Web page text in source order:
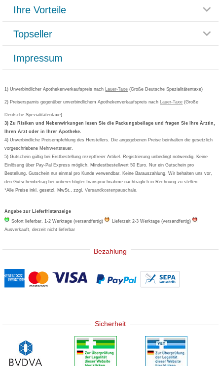
Häufig gestellte Fragen
Datenschutz
AGB
Cookie-Einstellungen
Vertrag widerrufen
Rücksendemöglichkeit
Paketlieferstatus
Versandkosten
Bestellschein ausfüllen
Newsletteranmeldung
Ihre Vorteile
Rezeptlieferung
Bonusprogramm
Gutschein und Rabatte
Kundenbewertung
Topseller
Grippostad
Bepanthen
Formoline
Wick
Eucerin
Basica
Impressum
1) Unverbindlicher Apothekenverkaufspreis nach Lauer-Taxe (Große Deutsche Spezialitätentaxe)
2) Preisersparnis gegenüber unverbindlichem Apothekenverkaufspreis nach Lauer-Taxe (Große
Deutsche Spezialitätentaxe)
3) Zu Risiken und Nebenwirkungen lesen Sie die Packungsbeilage und fragen Sie Ihre Ärztin,
Ihren Arzt oder in Ihrer Apotheke.
4) Unverbindliche Preisempfehlung des Herstellers. Die angegebenen Preise beinhalten die gesetzlich
vorgeschriebene Mehrwertsteuer.
5) Gutschein gültig bei Erstbestellung rezeptfreier Artikel. Registrierung unbedingt notwendig. Keine
Einlösung über Pay-Pal Express möglich. Mindestbestellwert 50 Euro. Nur ein Gutschein pro
Bestellung. Gutschein nur einmal pro Kunde verwendbar. Keine Barauszahlung. Wir behalten uns vor,
den Gutscheinbetrag bei unberechtigter Inanspruchnahme nachträglich in Rechnung zu stellen.
*Alle Preise inkl. gesetzl. MwSt., zzgl.Versandkostenpauschale
Angabe zur Lieferfristanzeige
Sofort lieferbar, 1-2 Werktage (versandfertig)
Lieferzeit 2-3 Werktage (versandfertig)
Ausverkauft, derzeit nicht lieferbar
Bezahlung
Sicherheit